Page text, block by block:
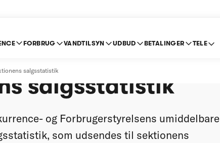
FORBRUG VANDTILSYN UDBUD BETALINGER TELE
salgsstatistik
salgsstatistik
og Forbrugerstyrelsens umiddelbare
som udsendes til sektionens